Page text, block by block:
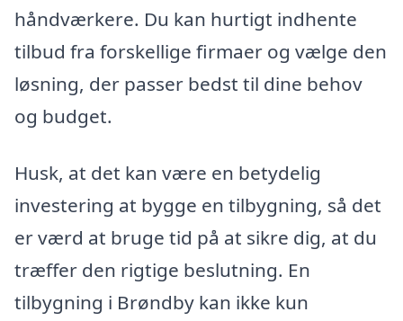
håndværkere. Du kan hurtigt indhente
tilbud fra forskellige firmaer og vælge den
løsning, der passer bedst til dine behov
og budget.
Husk, at det kan være en betydelig
investering at bygge en tilbygning, så det
er værd at bruge tid på at sikre dig, at du
træffer den rigtige beslutning. En
tilbygning i Brøndby kan ikke kun